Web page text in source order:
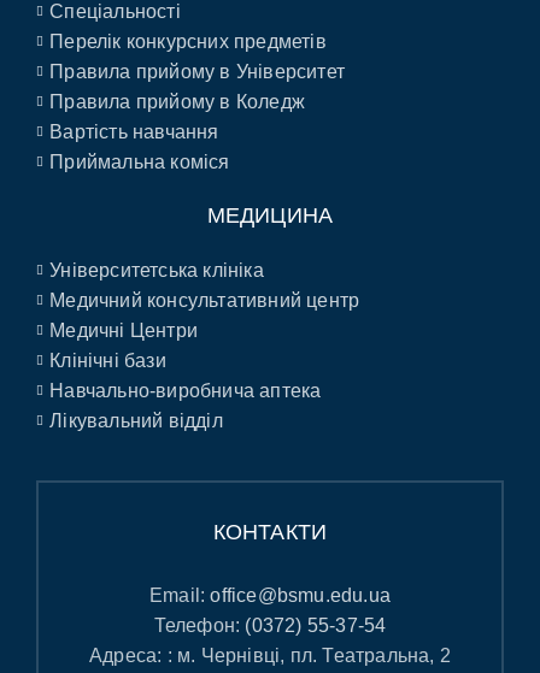
Спеціальності
Перелік конкурсних предметів
Правила прийому в Університет
Правила прийому в Коледж
Вартість навчання
Приймальна коміся
МЕДИЦИНА
Університетська клініка
Медичний консультативний центр
Медичні Центри
Клінічні бази
Навчально-виробнича аптека
Лікувальний відділ
КОНТАКТИ
Email:office@bsmu.edu.ua
Телефон: (0372) 55-37-54
Адреса: : м. Чернівці, пл. Театральна, 2